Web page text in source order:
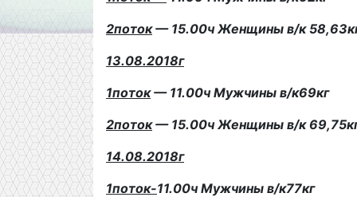
2поток— 15.00ч Женщины в/к
13.08.2018г
1поток— 11.00ч Мужчины в/к69кг
2поток— 15.00ч Женщины в/к
14.08.2018г
1поток-11.00ч Мужчины в/к77кг